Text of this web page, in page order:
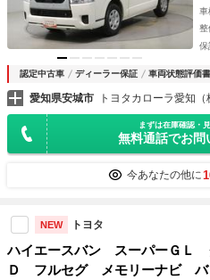
車
整
保
認定中古車 ディーラー保証 車両状態評価書
愛知県安城市 トヨタカローラ愛知
まずは在庫確認・
無料通話でお問
今あなたの他に
NEW トヨタ
ハイエースバン スーパーＧＬ
Ｄ フルセグ メモリーナビ